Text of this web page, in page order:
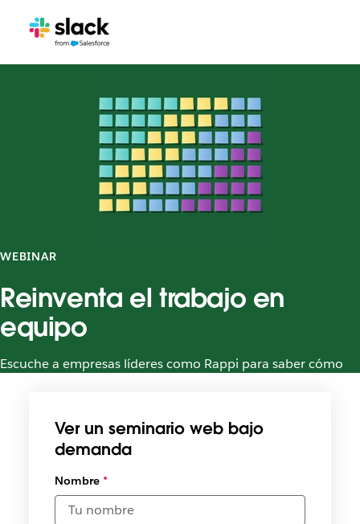
WEBINAR
Reinventa el trabajo en
equipo
Escuche a empresas líderes como Rappi para saber cómo
Ver un seminario web bajo
demanda
Nombre*